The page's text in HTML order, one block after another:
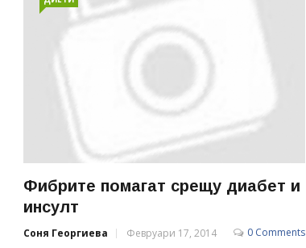
Фибрите помагат срещу диабет и
инсулт
Соня Георгиева Февруари 17, 2014 0 Comments